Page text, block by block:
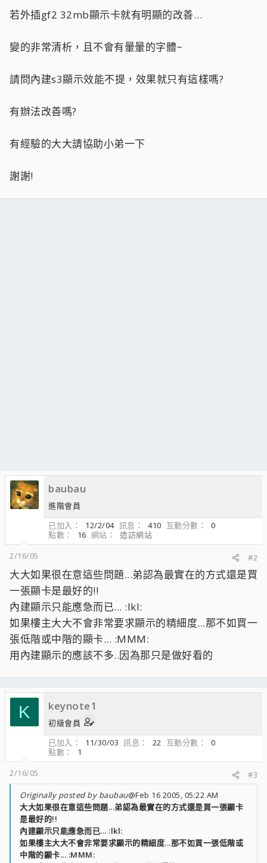
若外插gf2 32mb顯示卡就有明顯的改善…
變的非常清析，且不會有暈暈的字體~
請問內建s3顯示效能不提，效果就只有這樣嗎?
有辦法改善嗎?
有經驗的大大請協助小弟一下
謝謝!
baubau
進階會員
已加入
12/2/04 訊息 410 互動分數
0
點數
16 網站
造訪網站
2/16/05
#2
大大如果很在意這些問題...弟認為最實在的方式還是買
一張顯卡是最好的!!
內建顯示只能應急而已... :lkl:
如果樓主大大不會非常要求顯示的精細度...那不如買一
張低階或中階的顯卡... :MMM:
用內建顯示的應該不多..因為那只是做好看的
K keynote1
初級會員
已加入
11/30/03 訊息 22 互動分數
0
點數
1
2/16/05
#3
Originally posted by baubau@Feb 16 2005, 05:22 AM
大大如果很在意這些問題...弟認為最實在的方式還是買一張顯卡
是最好的!!
內建顯示只能應急而已... :lkl:
如果樓主大大不會非常要求顯示的精細度...那不如買一張低階或
中階的顯卡... :MMM: